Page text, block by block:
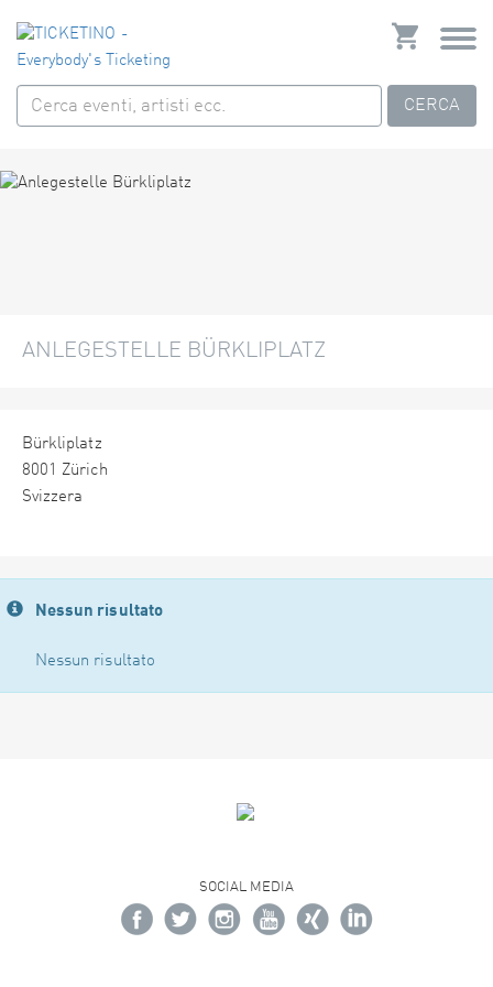
CERCA
ANLEGESTELLE BÜRKLIPLATZ
Bürkliplatz
8001 Zürich
Svizzera
Nessun risultato
Nessun risultato
SOCIAL MEDIA